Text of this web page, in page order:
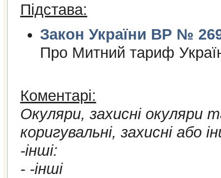
Підстава:
Закон України ВР №
Про Митний тариф
Коментарі:
Окуляри, захиснi окуляри
коригувальнi, захиснi або
-iншi:
- -iншi